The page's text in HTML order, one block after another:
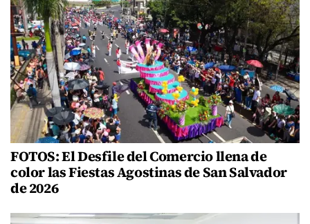
FOTOS: El Desfile del Comercio llena de
color las Fiestas Agostinas de San Salvador
de 2026